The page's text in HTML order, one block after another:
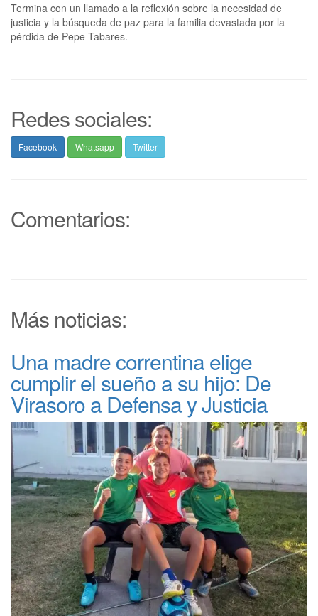
Termina con un llamado a la reflexión sobre la necesidad de
justicia y la búsqueda de paz para la familia devastada por la
pérdida de Pepe Tabares.
Redes sociales:
Facebook Whatsapp Twitter
Comentarios:
Más noticias:
Una madre correntina elige
cumplir el sueño a su hijo: De
Virasoro a Defensa y Justicia